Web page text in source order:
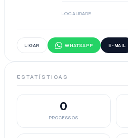
LOCALIDADE
LIGAR WHATSAPP E-MAIL
ESTATÍSTICAS
0
PROCESSOS